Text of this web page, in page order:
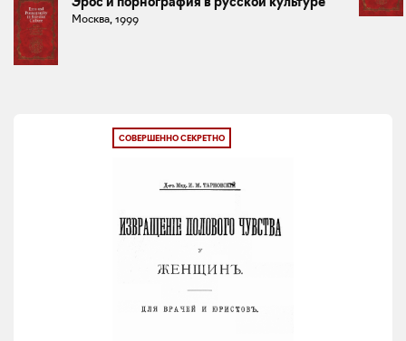
Москва, 1999
СОВЕРШЕННО СЕКРЕТНО